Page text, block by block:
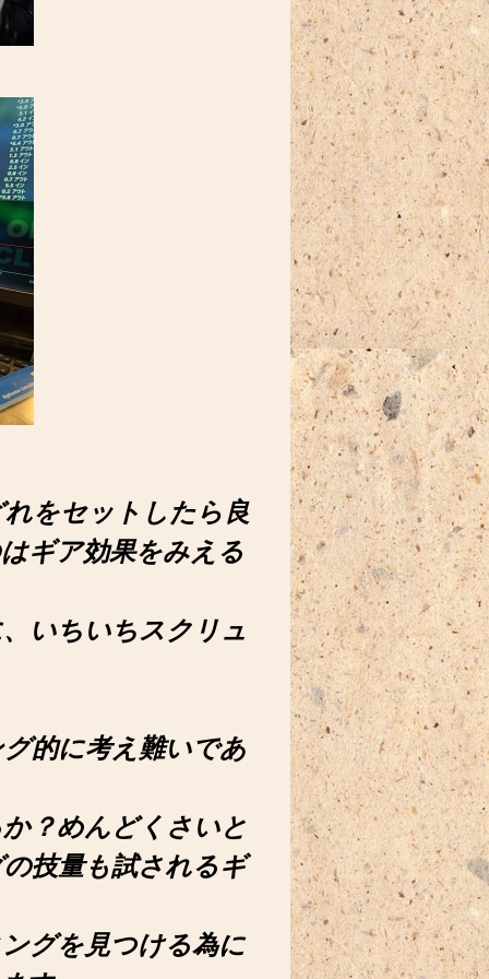
をセットしたら良
ギア効果をみえる
いちいちスクリュ
的に考え難いであ
？めんどくさいと
技量も試されるギ
グを見つける為に